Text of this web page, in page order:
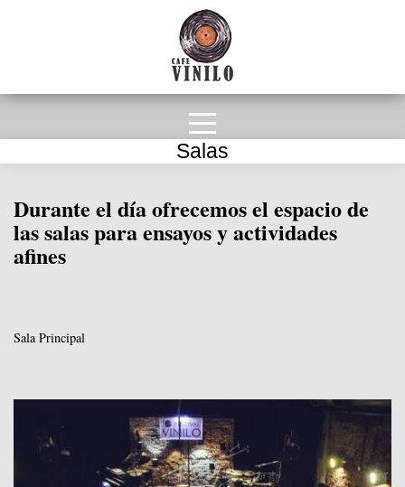
Salas
Durante el día ofrecemos el espacio de
las salas para ensayos y actividades
afines
Sala Principal